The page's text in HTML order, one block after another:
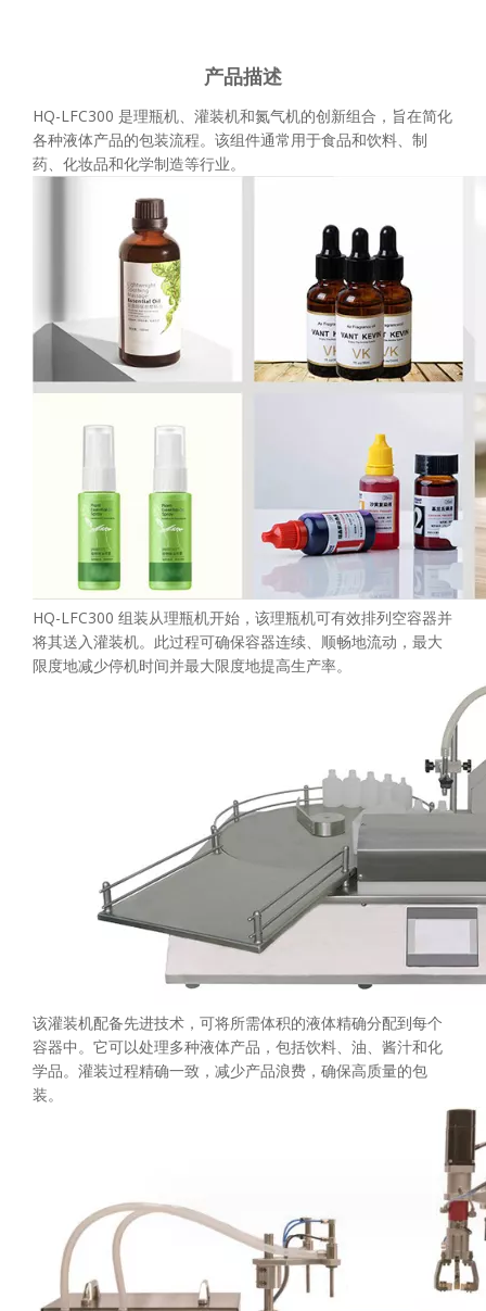
产品描述
HQ-LFC300 是理瓶机、灌装机和氮气机的创新组合，旨在简化
各种液体产品的包装流程。该组件通常用于食品和饮料、制
药、化妆品和化学制造等行业。
HQ-LFC300 组装从理瓶机开始，该理瓶机可有效排列空容器并
将其送入灌装机。此过程可确保容器连续、顺畅地流动，最大
限度地减少停机时间并最大限度地提高生产率。
该灌装机​​配备先进技术，可将所需体积的液体精确分配到每个
容器中。它可以处理多种液体产品，包括饮料、油、酱汁和化
学品。灌装过程精确一致，减少产品浪费，确保高质量的包
装。